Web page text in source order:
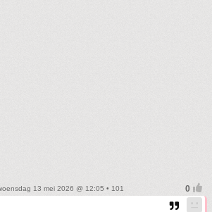
13 mei 2026 @ 12:05 • 101